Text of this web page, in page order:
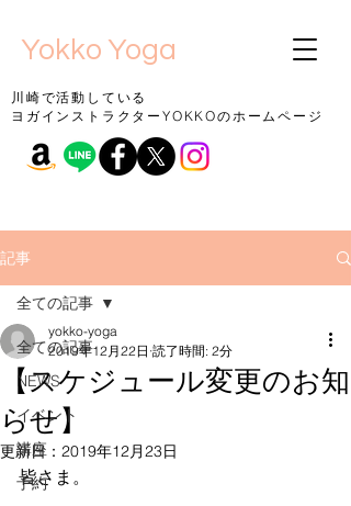
Yokko Yoga
川崎で活動している
ヨガインストラクターYOKKOのホームページ
記事
全ての記事
NEWS
イベント
講座
予約
全ての記事
【スケジュール変更のお知
らせ】
yokko-yoga
2019年12月22日 読了時間: 2分
更新日： 2019年12月23日
皆さま。